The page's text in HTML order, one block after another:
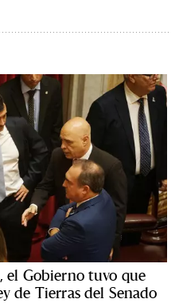
el Gobierno tuvo que
de Tierras del Senado